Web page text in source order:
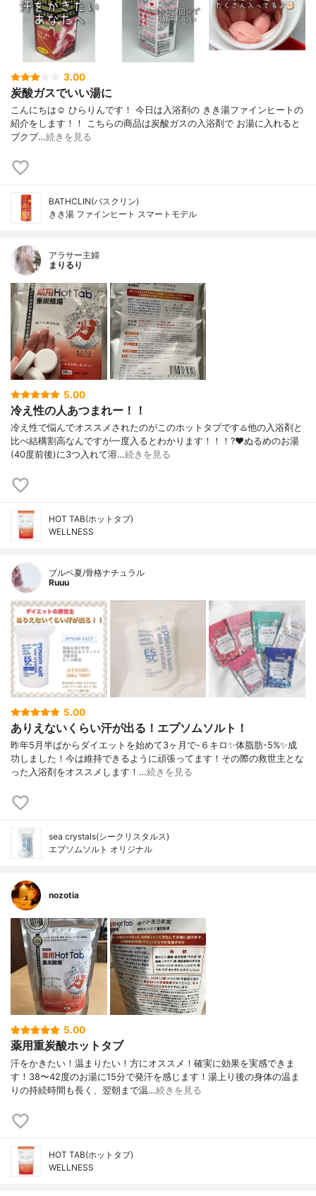
3.00
炭酸ガスでいい湯に
こんにちは☺️ ひらりんです！ 今日は入浴剤の きき湯ファインヒートの
紹介をします！！ こちらの商品は炭酸ガスの入浴剤で お湯に入れると
ブクブ…続きを見る
BATHCLIN(バスクリン)
きき湯 ファインヒート スマートモデル
アラサー主婦
まりるり
5.00
冷え性の人あつまれー！！
冷え性で悩んでオススメされたのがこのホットタブです♨️他の入浴剤と
比べ結構割高なんですが一度入るとわかります！！！?❤️ぬるめのお湯
(40度前後)に3つ入れて溶…続きを見る
HOT TAB(ホットタブ)
WELLNESS
ブルベ夏/骨格ナチュラル
Ruuu
5.00
ありえないくらい汗が出る！エプソムソルト！
昨年5月半ばからダイエットを始めて3ヶ月で-６キロ✨体脂肪-5%✨成
功しました！今は維持できるように頑張ってます！その際の救世主とな
った入浴剤をオススメします！…続きを見る
sea crystals(シークリスタルス)
エプソムソルト オリジナル
nozotia
5.00
薬用重炭酸ホットタブ
汗をかきたい！温まりたい！方にオススメ！確実に効果を実感できま
す！38〜42度のお湯に15分で発汗を感じます！湯上り後の身体の温ま
りの持続時間も長く、翌朝まで温…続きを見る
HOT TAB(ホットタブ)
WELLNESS